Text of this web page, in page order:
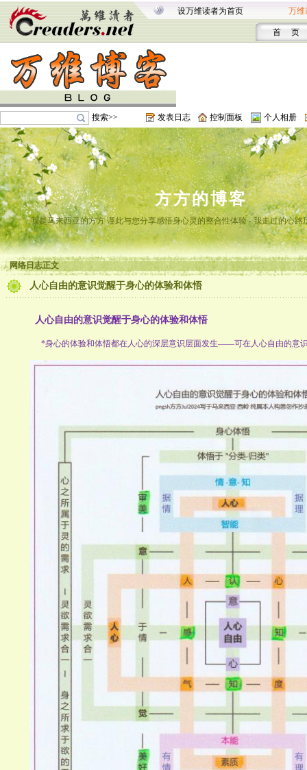
设万维读者为首页 万维
首 页
搜索>> 发表日志 控制面板 个人相册
方方的博客
我是马来西亚的方方 谨此与您分享感悟身心灵的整合性体验 - 我走过的心路
网络日志正文
人心自由的意识觉醒于身心的体验和体悟
人心自由的意识觉醒于身心的体验和体悟
*身心的体验和体悟都在人心的深层意识层面发生——可在人心自由的意